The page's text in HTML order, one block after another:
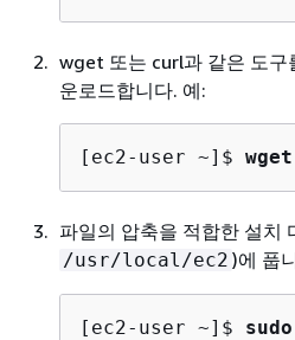
wget 또는 curl과 같은 도구
운로드합니다. 예:
[ec2-user ~]$ wget
파일의 압축을 적합한 설치
/usr/local/ec2 )에 풉
[ec2-user ~]$